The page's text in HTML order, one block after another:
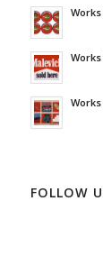
Works
Works
Works
FOLLOW